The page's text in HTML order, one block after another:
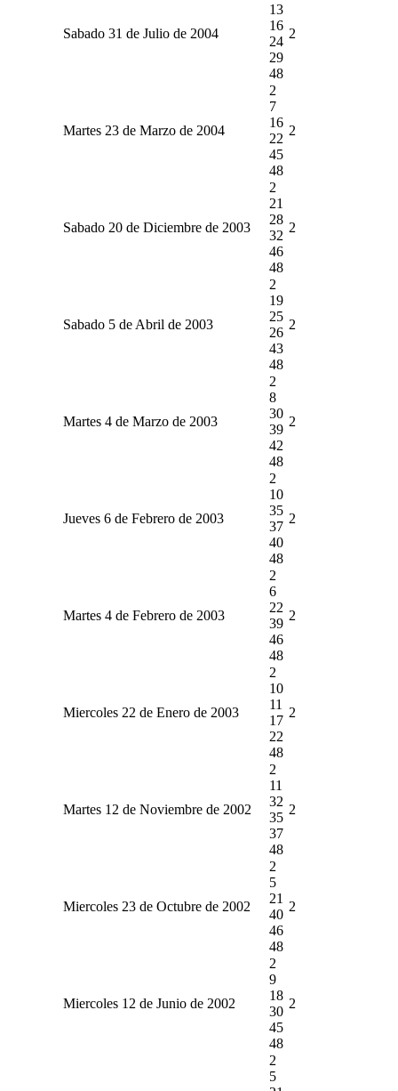
Sabado 31 de Julio de 2004
13
16
24
29
48
2
Martes 23 de Marzo de 2004
2
7
16
22
45
48
2
Sabado 20 de Diciembre de 2003
2
21
28
32
46
48
2
Sabado 5 de Abril de 2003
2
19
25
26
43
48
2
Martes 4 de Marzo de 2003
2
8
30
39
42
48
2
Jueves 6 de Febrero de 2003
2
10
35
37
40
48
2
Martes 4 de Febrero de 2003
2
6
22
39
46
48
2
Miercoles 22 de Enero de 2003
2
10
11
17
22
48
2
Martes 12 de Noviembre de 2002
2
11
32
35
37
48
2
Miercoles 23 de Octubre de 2002
2
5
21
40
46
48
2
Miercoles 12 de Junio de 2002
2
9
18
30
45
48
2
2
5